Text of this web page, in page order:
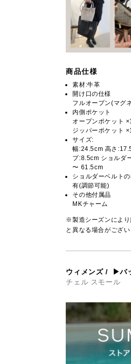
商品仕様
素材:牛革
開け口の仕様
フルオープン(マグ
内側ポケット
オープンポケット
ジッパーポケット
サイズ:
幅:24.5cm 高さ
プ:8.5cm ショルダ
〜 61.5cm
ショルダーベルト
有(調節可能)
その他付属品
MKチャーム
※製造シーズンにより
と異なる場合がござい
ウィメンズ/ ▶バ
チェル スモール